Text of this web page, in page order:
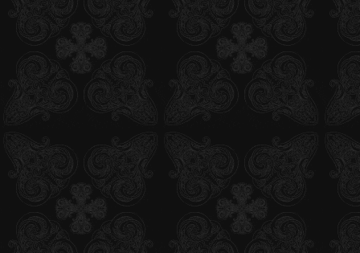
2012.04.26
【舞台】キャストリレーレポート第3弾更新！
2012.04.25
【舞台】キャストリレーレポート第2弾更新！
2012.04.24
【舞台】キャストリレーレポート開始！
【舞台】アニメイトにて特典付チケット販売開始！
2012.04.19
【舞台】「LIVE ACT 青の祓魔師」Q&A公開
2012.04.18
「LIVE ACT 【舞台】「LIVE ACT 青の祓魔師」特番放